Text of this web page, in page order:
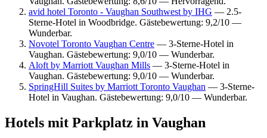
avid hotel Toronto - Vaughan Southwest by IHG — 2.5-
Sterne-Hotel in Woodbridge. Gästebewertung: 9,2/10 —
Wunderbar.
Novotel Toronto Vaughan Centre — 3-Sterne-Hotel in
Vaughan. Gästebewertung: 9,0/10 — Wunderbar.
Aloft by Marriott Vaughan Mills — 3-Sterne-Hotel in
Vaughan. Gästebewertung: 9,0/10 — Wunderbar.
SpringHill Suites by Marriott Toronto Vaughan — 3-Sterne-
Hotel in Vaughan. Gästebewertung: 9,0/10 — Wunderbar.
Hotels mit Parkplatz in Vaughan